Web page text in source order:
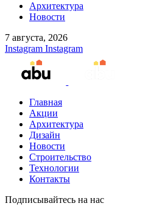
Архитектура
Новости
7 августа, 2026
Instagram Instagram
Главная
Акции
Архитектура
Дизайн
Новости
Строительство
Технологии
Контакты
Подписывайтесь на нас